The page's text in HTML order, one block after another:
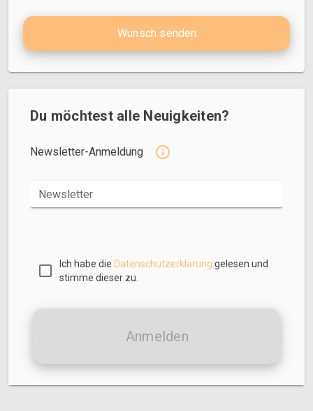
Wunsch senden
Du möchtest alle Neuigkeiten?
Newsletter-Anmeldung
Newsletter
Ich habe die Datenschutzerklärung gelesen und
stimme dieser zu.
Anmelden